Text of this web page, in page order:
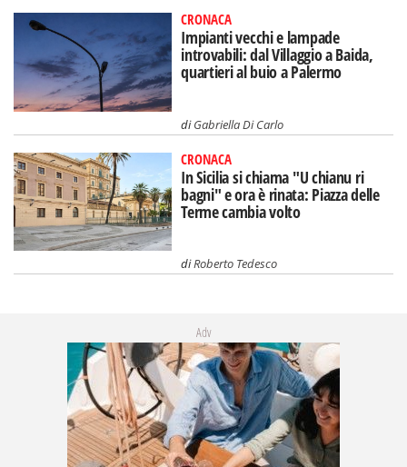
CRONACA
Impianti vecchi e lampade
introvabili: dal Villaggio a Baida,
quartieri al buio a Palermo
diGabriella Di Carlo
CRONACA
In Sicilia si chiama "U chianu ri
bagni" e ora è rinata: Piazza delle
Terme cambia volto
diRoberto Tedesco
Adv